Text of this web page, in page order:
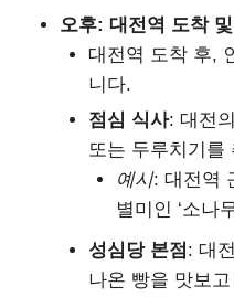
오후: 대전역 도착
대전역 도착 후,
니다.
점심 식사: 대전
또는 두루치기를
예시: 대전역
별미인 ‘소나
성심당 본점 : 대
나온 빵을 맛보